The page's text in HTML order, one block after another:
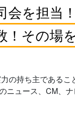
を担当！
！その場
の持ち主であるこ
ニュース、CM、